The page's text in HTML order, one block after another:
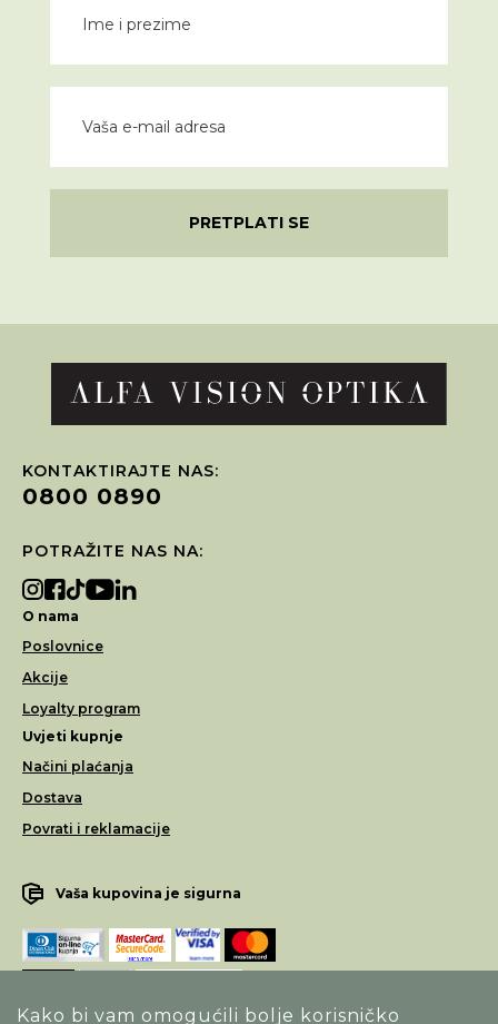
Kako bi vam omogućili bolje korisničko
PRETPLATI SE
KONTAKTIRAJTE NAS:
0800 0890
POTRAŽITE NAS NA:
O nama
Poslovnice
Akcije
Loyalty program
Uvjeti kupnje
Načini plaćanja
Dostava
Povrati i reklamacije
Vaša kupovina je sigurna